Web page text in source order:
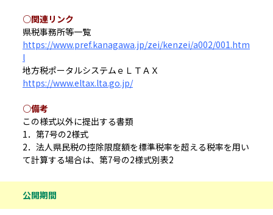
○関連リンク
県税事務所等一覧
https://www.pref.kanagawa.jp/zei/kenzei/a002/001.htm
l
地方税ポータルシステムｅＬＴＡＸ
https://www.eltax.lta.go.jp/
○備考
この様式以外に提出する書類
1．第7号の2様式
2．法人県民税の控除限度額を標準税率を超える税率を用い
て計算する場合は、第7号の2様式別表2
公開期間